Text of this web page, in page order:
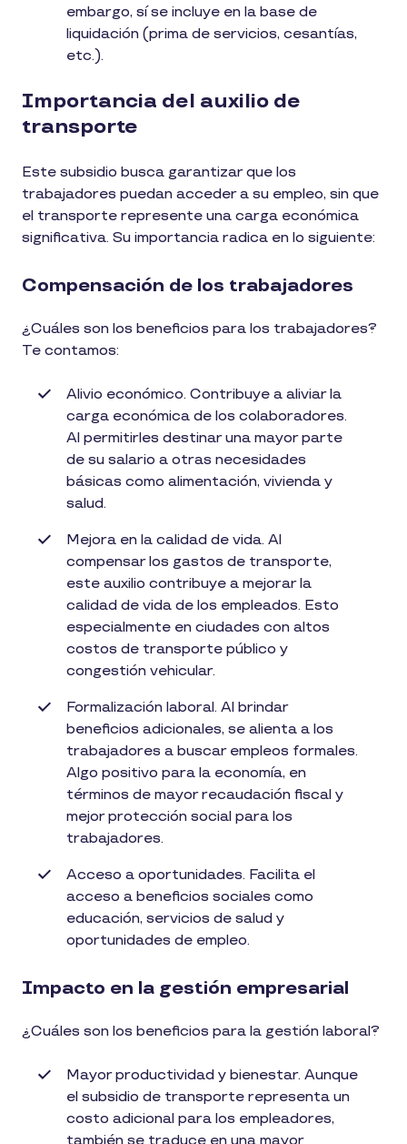
embargo, sí se incluye en la base de
liquidación (prima de servicios, cesantías,
etc.).
Importancia del auxilio de
transporte
Este subsidio busca garantizar que los
trabajadores puedan acceder a su empleo, sin que
el transporte represente una carga económica
significativa. Su importancia radica en lo siguiente:
Compensación de los trabajadores
¿Cuáles son los beneficios para los trabajadores?
Te contamos:
Alivio económico. Contribuye a aliviar la
carga económica de los colaboradores.
Al permitirles destinar una mayor parte
de su salario a otras necesidades
básicas como alimentación, vivienda y
salud.
Mejora en la calidad de vida. Al
compensar los gastos de transporte,
este auxilio contribuye a mejorar la
calidad de vida de los empleados. Esto
especialmente en ciudades con altos
costos de transporte público y
congestión vehicular.
Formalización laboral. Al brindar
beneficios adicionales, se alienta a los
trabajadores a buscar empleos formales.
Algo positivo para la economía, en
términos de mayor recaudación fiscal y
mejor protección social para los
trabajadores.
Acceso a oportunidades. Facilita el
acceso a beneficios sociales como
educación, servicios de salud y
oportunidades de empleo.
Impacto en la gestión empresarial
¿Cuáles son los beneficios para la gestión laboral?
Mayor productividad y bienestar. Aunque
el subsidio de transporte representa un
costo adicional para los empleadores,